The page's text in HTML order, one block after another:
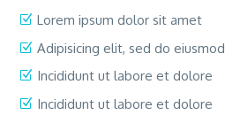
Lorem ipsum dolor sit amet
Adipisicing elit, sed do eiusmod
Incididunt ut labore et dolore
Incididunt ut labore et dolore